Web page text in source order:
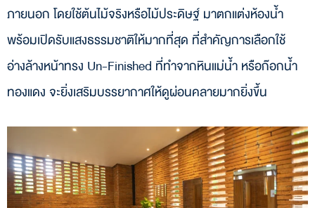
ภายนอก โดยใช้ต้นไม้จริงหรือไม้ประดิษฐ์ มาตกแต่งห้องน้ำ
พร้อมเปิดรับแสงธรรมชาติให้มากที่สุด ที่สำคัญการเลือกใช้
อ่างล้างหน้าทรง Un-Finished ที่ทำจากหินแม่น้ำ หรือก๊อกน้ำ
ทองแดง จะยิ่งเสริมบรรยากาศให้ดูผ่อนคลายมากยิ่งขึ้น